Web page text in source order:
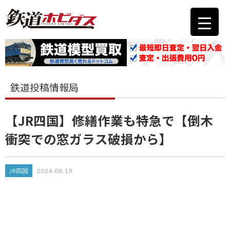
鉄道投稿情報局
【JR四国】修繕作業も特急で【倒木
衝突での窓ガラス破損から】
JR四国 2024.08.19